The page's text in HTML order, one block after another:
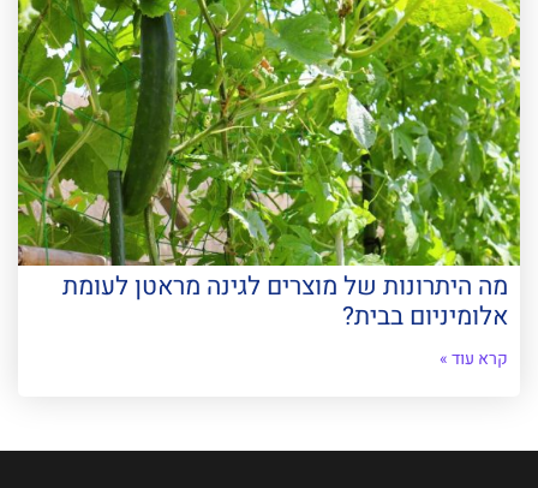
מה היתרונות של מוצרים לגינה מראטן לעומת
אלומיניום בבית?
קרא עוד »